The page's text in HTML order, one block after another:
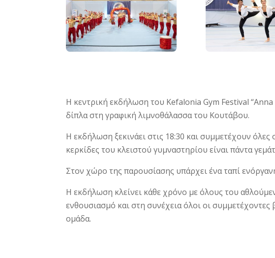
Η κεντρική εκδήλωση του Kefalonia Gym Festival
δίπλα στη γραφική λιμνοθάλασσα του Κουτάβου.
Η εκδήλωση ξεκινάει στις 18:30 και συμμετέχουν
κερκίδες του κλειστού γυμναστηρίου είναι πάντα
Στον χώρο της παρουσίασης υπάρχει ένα ταπί
Η εκδήλωση κλείνει κάθε χρόνο με όλους του
ενθουσιασμό και στη συνέχεια όλοι οι
ομάδα.